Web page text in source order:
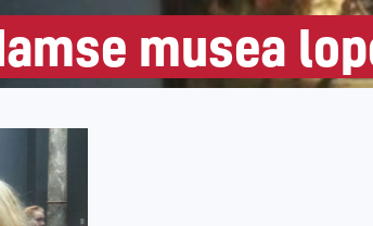
musea